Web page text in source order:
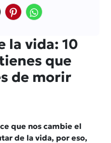
la vida: 10
que
de morir
que nos cambie el
de la vida, por eso,